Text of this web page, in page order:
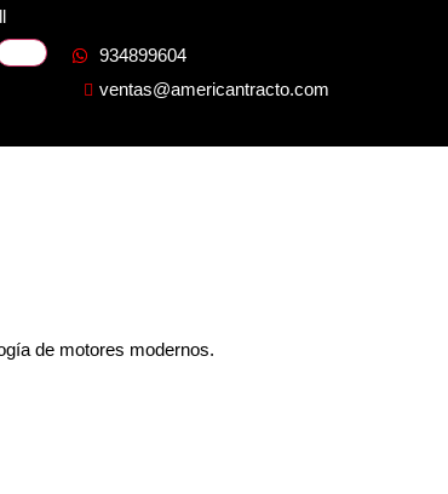
934899604
ventas@americantracto.com
de motores modernos.